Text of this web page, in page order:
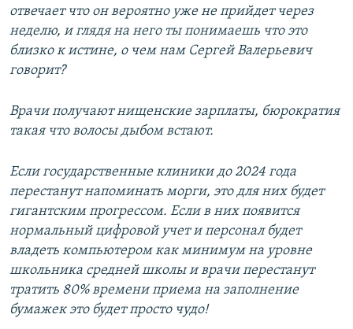
отвечает что он вероятно уже не прийдет через
неделю, и глядя на него ты понимаешь что это
близко к истине, о чем нам Сергей Валерьевич
говорит?
Врачи получают нищенские зарплаты, бюрократия
такая что волосы дыбом встают.
Если государственные клиники до 2024 года
перестанут напоминать морги, это для них будет
гигантским прогрессом. Если в них появится
нормальный цифровой учет и персонал будет
владеть компьютером как минимум на уровне
школьника средней школы и врачи перестанут
тратить 80% времени приема на заполнение
бумажек это будет просто чудо!